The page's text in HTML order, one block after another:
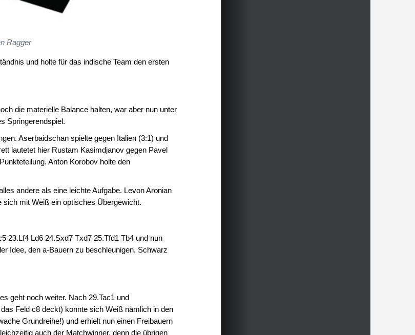
Ragger
und holte für das indische Team den ersten
die materielle Balance halten, war aber nun unter
Springerendspiel.
Aserbaidschan spielte gegen Italien (3:1) und
lautetet hier Rustam Kasimdjanov gegen Pavel
Anton Korobov holte den
andere als eine leichte Aufgabe. Levon Aronian
mit Weiß ein optisches Übergewicht.
23.Lf4 Ld6 24.Sxd7 Txd7 25.Tfd1 Tb4 und nun
Idee, den a-Bauern zu beschleunigen. Schwarz
geht noch weiter. Nach 29.Tac1 und
Feld c8 deckt) konnte sich Weiß nämlich in den
Grundreihe!) und erhielt nun einen Freibauern
auch der Matchwinner, denn die übrigen